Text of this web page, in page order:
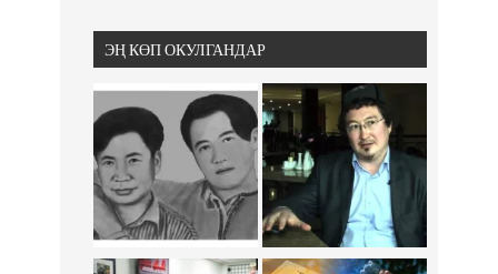
ЭҢ КӨП ОКУЛГАНДАР